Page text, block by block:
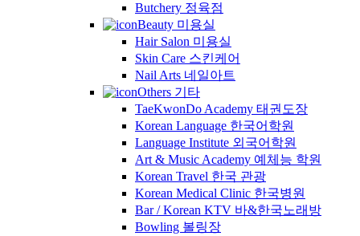
Butchery 정육점
Beauty 미용실
Hair Salon 미용실
Skin Care 스킨케어
Nail Arts 네일아트
Others 기타
TaeKwonDo Academy 태권도장
Korean Language 한국어학원
Language Institute 외국어학원
Art & Music Academy 예체능 학원
Korean Travel 한국 관광
Korean Medical Clinic 한국병원
Bar / Korean KTV 바&한국노래방
Bowling 볼링장